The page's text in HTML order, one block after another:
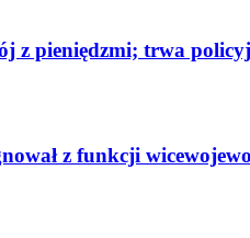
z pieniędzmi; trwa
z funkcji